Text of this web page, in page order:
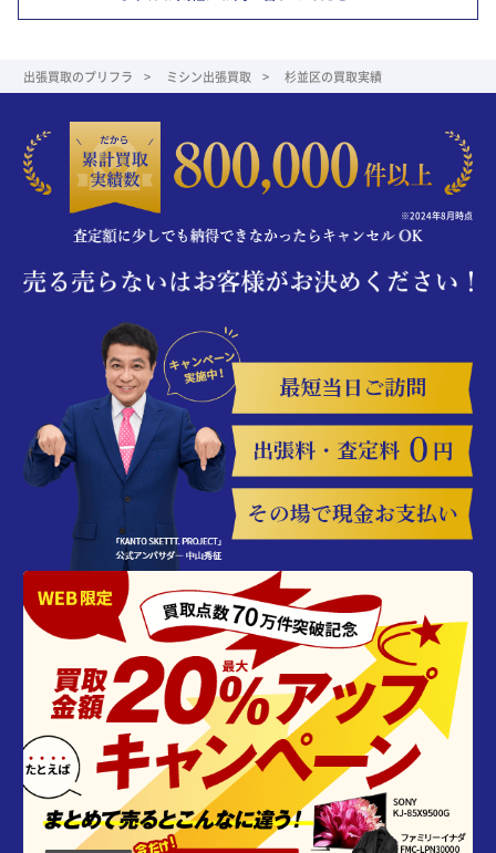
出張買取のプリフラ ミシン出張買取 杉並区の買取実績
※2024年8月時点